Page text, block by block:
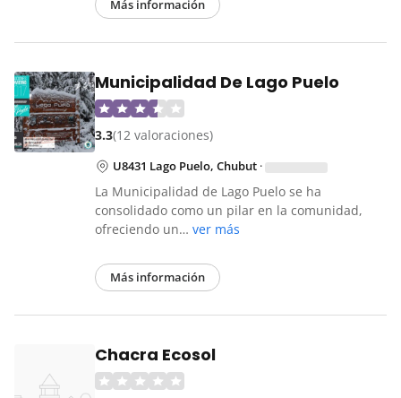
Más información
Municipalidad De Lago Puelo
3.3(12 valoraciones)
U8431 Lago Puelo, Chubut ·
La Municipalidad de Lago Puelo se ha
consolidado como un pilar en la comunidad,
ofreciendo un… ver más
Más información
Chacra Ecosol